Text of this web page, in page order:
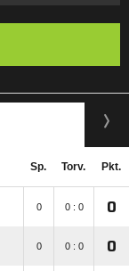
Sp. Torv. Pkt.
0 0 : 0 0
0 0 : 0 0